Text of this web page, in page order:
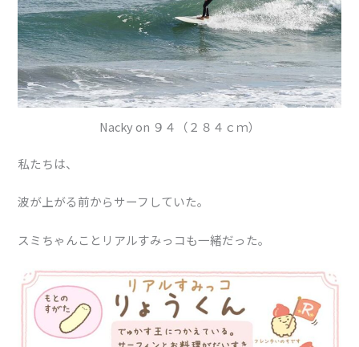
Nacky on ９４（２８４ｃｍ）
私たちは、
波が上がる前からサーフしていた。
スミちゃんことリアルすみっコも一緒だった。